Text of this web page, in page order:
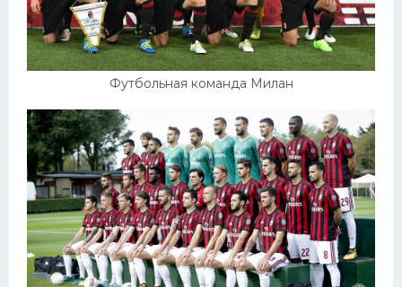
Футбольная команда Милан